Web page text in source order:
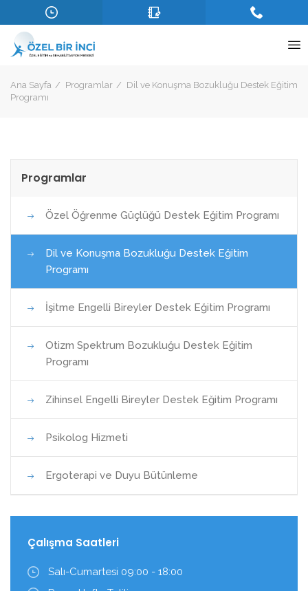
Ana Sayfa Programlar
Dil ve Konuşma Bozukluğu Destek Eğitim
Programı
Programlar
Özel Öğrenme Güçlüğü Destek Eğitim Programı
Dil ve Konuşma Bozukluğu Destek Eğitim
Programı
İşitme Engelli Bireyler Destek Eğitim Programı
Otizm Spektrum Bozukluğu Destek Eğitim
Programı
Zihinsel Engelli Bireyler Destek Eğitim Programı
Psikolog Hizmeti
Ergoterapi ve Duyu Bütünleme
Çalışma Saatleri
Salı-Cumartesi 09:00 - 18:00